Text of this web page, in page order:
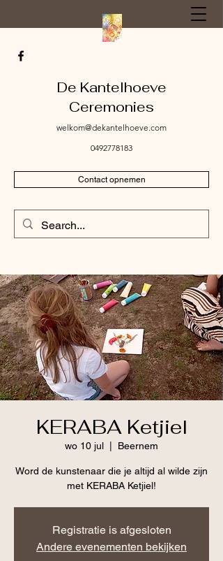
De Kantelhoeve
Ceremonies
welkom@dekantelhoeve.com
0492778183
Contact opnemen
KERABA Ketjiel
wo 10 jul Beernem
Word de kunstenaar die je altijd al wilde zijn
met KERABA Ketjiel!
Registratie is afgesloten
Andere evenementen bekijken